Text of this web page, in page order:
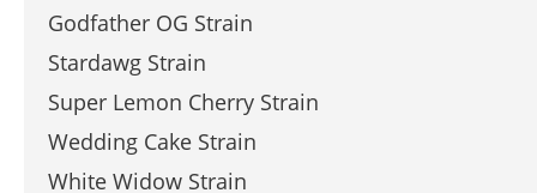
Godfather OG Strain
Stardawg Strain
Super Lemon Cherry Strain
Wedding Cake Strain
White Widow Strain